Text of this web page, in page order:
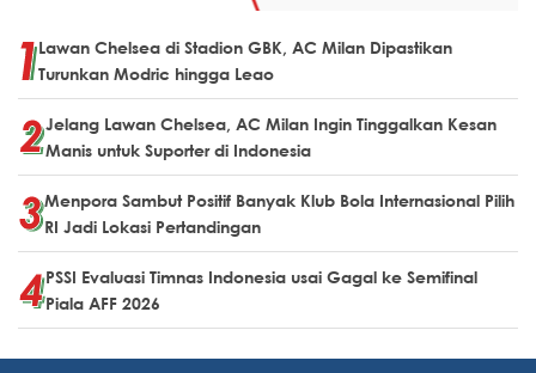
Lawan Chelsea di Stadion GBK, AC Milan Dipastikan
Turunkan Modric hingga Leao
Jelang Lawan Chelsea, AC Milan Ingin Tinggalkan Kesan
Manis untuk Suporter di Indonesia
Menpora Sambut Positif Banyak Klub Bola Internasional Pilih
RI Jadi Lokasi Pertandingan
PSSI Evaluasi Timnas Indonesia usai Gagal ke Semifinal
Piala AFF 2026